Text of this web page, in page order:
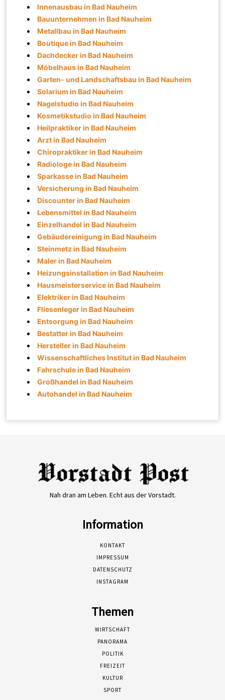
Innenausbau in Bad Nauheim
Bauunternehmen in Bad Nauheim
Metallbau in Bad Nauheim
Boutique in Bad Nauheim
Dachdecker in Bad Nauheim
Möbelhaus in Bad Nauheim
Garten- und Landschaftsbau in Bad Nauheim
Solarium in Bad Nauheim
Nagelstudio in Bad Nauheim
Kosmetikstudio in Bad Nauheim
Heilpraktiker in Bad Nauheim
Arzt in Bad Nauheim
Chiropraktiker in Bad Nauheim
Radiologe in Bad Nauheim
Sparkasse in Bad Nauheim
Versicherung in Bad Nauheim
Discounter in Bad Nauheim
Lebensmittel in Bad Nauheim
Einzelhandel in Bad Nauheim
Gebäudereinigung in Bad Nauheim
Steinmetz in Bad Nauheim
Maler in Bad Nauheim
Heizungsinstallation in Bad Nauheim
Hausmeisterservice in Bad Nauheim
Elektriker in Bad Nauheim
Fliesenleger in Bad Nauheim
Entsorgung in Bad Nauheim
Bestatter in Bad Nauheim
Hersteller in Bad Nauheim
Wissenschaftliches Institut in Bad Nauheim
Fahrschule in Bad Nauheim
Großhandel in Bad Nauheim
Autohandel in Bad Nauheim
Nah dran am Leben. Echt aus der Vorstadt.
Information
KONTAKT
IMPRESSUM
DATENSCHUTZ
INSTAGRAM
Themen
WIRTSCHAFT
PANORAMA
POLITIK
FREIZEIT
KULTUR
SPORT